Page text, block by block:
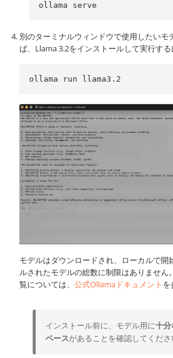
ollama serve
別のターミナルウィンドウで使用したいモ
ば、Llama 3.2をインストールして実行する
ollama run llama3.2
モデルはダウンロードされ、ローカルで開
ルされたモデルの総数に制限はありません
覧については、 公式Ollamaドキュメント を
インストール前に、モデル用に十
ペースがあることを確認してくださ